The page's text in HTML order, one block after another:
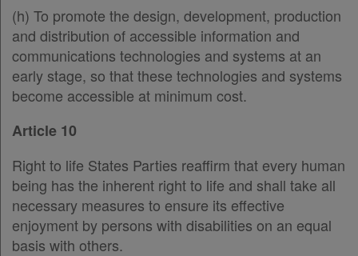
(h) To promote the design, development, production
and distribution of accessible information and
communications technologies and systems at an
early stage, so that these technologies and systems
become accessible at minimum cost.
Article 10
Right to life States Parties reaffirm that every human
being has the inherent right to life and shall take all
necessary measures to ensure its effective
enjoyment by persons with disabilities on an equal
basis with others.